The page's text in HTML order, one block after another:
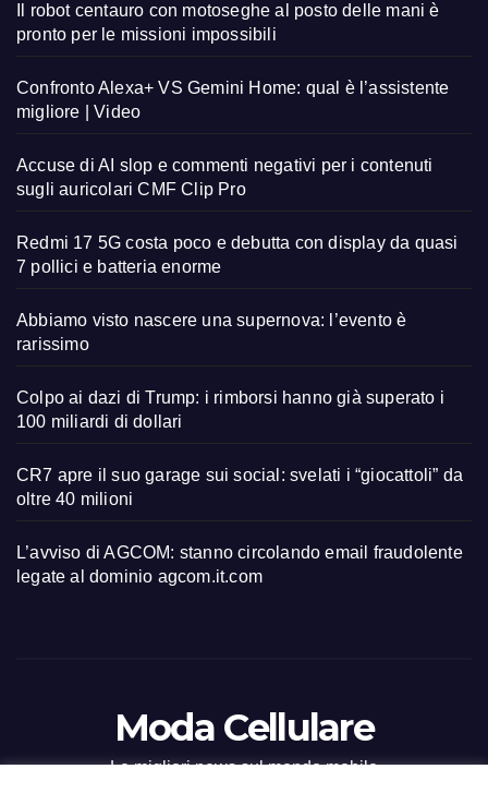
Il robot centauro con motoseghe al posto delle mani è
pronto per le missioni impossibili
Confronto Alexa+ VS Gemini Home: qual è l’assistente
migliore | Video
Accuse di AI slop e commenti negativi per i contenuti
sugli auricolari CMF Clip Pro
Redmi 17 5G costa poco e debutta con display da quasi
7 pollici e batteria enorme
Abbiamo visto nascere una supernova: l’evento è
rarissimo
Colpo ai dazi di Trump: i rimborsi hanno già superato i
100 miliardi di dollari
CR7 apre il suo garage sui social: svelati i “giocattoli” da
oltre 40 milioni
L’avviso di AGCOM: stanno circolando email fraudolente
legate al dominio agcom.it.com
Moda Cellulare
Le migliori news sul mondo mobile